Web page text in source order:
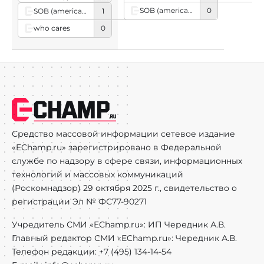
SOB (american team)
1
who cares
0
SOB (american team)
0
Средство массовой информации сетевое издание
«EChamp.ru» зарегистрировано в Федеральной
службе по надзору в сфере связи, информационных
технологий и массовых коммуникаций
(Роскомнадзор) 29 октября 2025 г., свидетельство о
регистрации Эл № ФС77-90271
Учредитель СМИ «EChamp.ru»: ИП Чередник А.В.
Главный редактор СМИ «EChamp.ru»: Чередник А.В.
Телефон редакции: +7 (495) 134-14-54